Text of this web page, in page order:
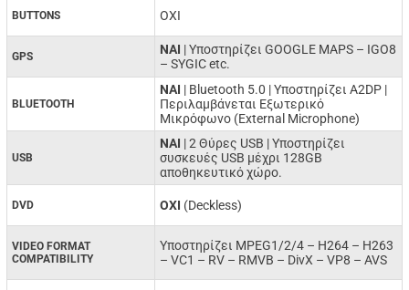
BUTTONS ΟΧΙ
GPS NAI | Υποστηρίζει GOOGLE MAPS – IGO8
– SYGIC etc.
BLUETOOTH
ΝΑΙ | Bluetooth 5.0 | Υποστηρίζει A2DP |
Περιλαμβάνεται Εξωτερικό
Μικρόφωνο (External Microphone)
USB
ΝΑΙ | 2 Θύρες USB | Υποστηρίζει
συσκευές USB μέχρι 128GB
αποθηκευτικό χώρο.
DVD ΟΧΙ (Deckless)
VIDEO FORMAT
COMPATIBILITY
Υποστηρίζει MPEG1/2/4 – H264 – H263
– VC1 – RV – RMVB – DivX – VP8 – AVS